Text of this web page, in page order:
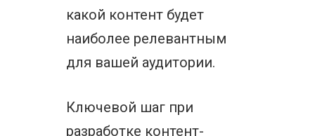
какой контент будет
наиболее релевантным
для вашей аудитории.
Ключевой шаг при
разработке контент-